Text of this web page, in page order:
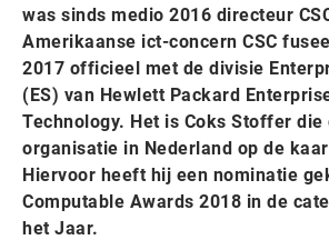
was sinds medio 2016 directeur
Amerikaanse ict-concern CSC
2017 officieel met de divisie
(ES) van Hewlett Packard
Technology. Het is Coks Stoffer die
organisatie in Nederland op de
Hiervoor heeft hij een nominatie
Computable Awards 2018 in de
het Jaar.